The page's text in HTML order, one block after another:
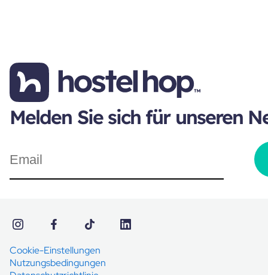
Melden Sie sich für unseren
Cookie-Einstellungen
Nutzungsbedingungen